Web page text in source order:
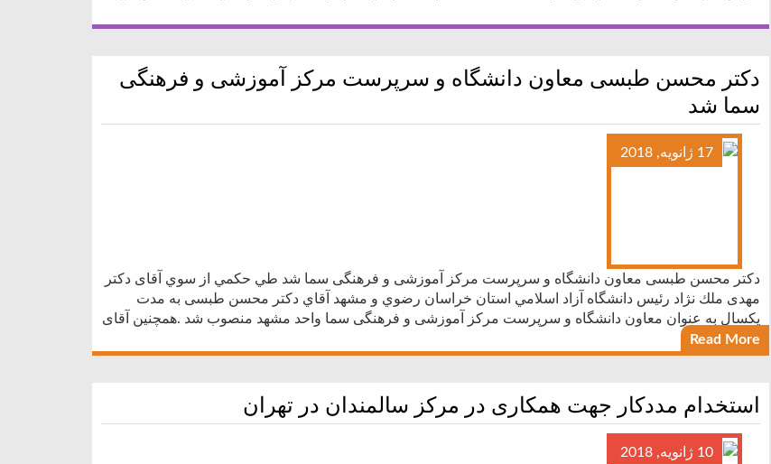
دکتر محسن طبسی معاون دانشگاه و سرپرست مرکز آموزشی و فرهنگی
سما شد
17 ژانویه, 2018
دکتر محسن طبسی معاون دانشگاه و سرپرست مرکز آموزشی و فرهنگی سما شد طي حكمي از سوي آقای دكتر
مهدی ملك نژاد رئیس دانشگاه آزاد اسلامي استان خراسان رضوي و مشهد آقاي دکتر محسن طبسی به مدت
یکسال به عنوان معاون دانشگاه و سرپرست مرکز آموزشی و فرهنگی سما واحد مشهد منصوب شد .همچنین آقای
Read More
استخدام مددکار جهت همکاری در مرکز سالمندان در تهران
10 ژانویه, 2018